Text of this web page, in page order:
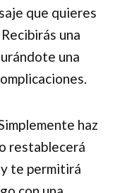
que quieres
una
una
haz
restablecerá
te permitirá